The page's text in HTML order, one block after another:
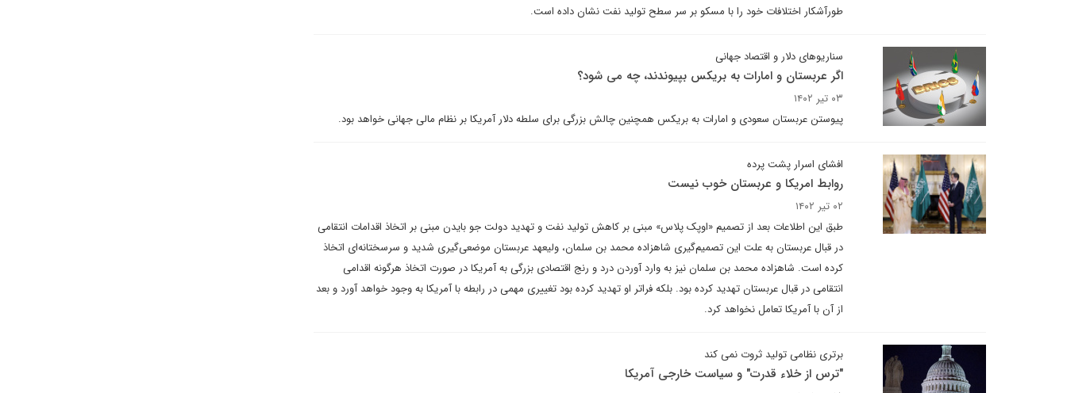
طورآشکار اختلافات خود را با مسکو بر سر سطح تولید نفت نشان داده است.
سناریوهای دلار و اقتصاد جهانی
اگر عربستان و امارات به بریکس بپیوندند، چه می شود؟
۰۳ تیر ۱۴۰۲
پیوستن عربستان سعودی و امارات به بریکس همچنین چالش بزرگی برای سلطه دلار آمریکا بر نظام مالی جهانی خواهد بود.
افشای اسرار پشت پرده
روابط امریکا و عربستان خوب نیست
۰۲ تیر ۱۴۰۲
طبق این اطلاعات بعد از تصمیم «اوپک پلاس» مبنی بر کاهش تولید نفت و تهدید دولت جو بایدن مبنی بر اتخاذ اقدامات انتقامی
در قبال عربستان به علت این تصمیم‌گیری شاهزاده محمد بن سلمان، ولیعهد عربستان موضعی‌گیری شدید و سرسختانه‌ای اتخاذ
کرده است. شاهزاده محمد بن سلمان نیز به وارد آوردن درد و رنج اقتصادی بزرگی به آمریکا در صورت اتخاذ هرگونه اقدامی
انتقامی در قبال عربستان تهدید کرده بود. بلکه فراتر او تهدید کرده بود تغییری مهمی در رابطه با آمریکا به وجود خواهد آورد و بعد
از آن با آمریکا تعامل نخواهد کرد.
برتری نظامی تولید ثروت نمی کند
"ترس از خلاء قدرت" و سیاست خارجی آمریکا